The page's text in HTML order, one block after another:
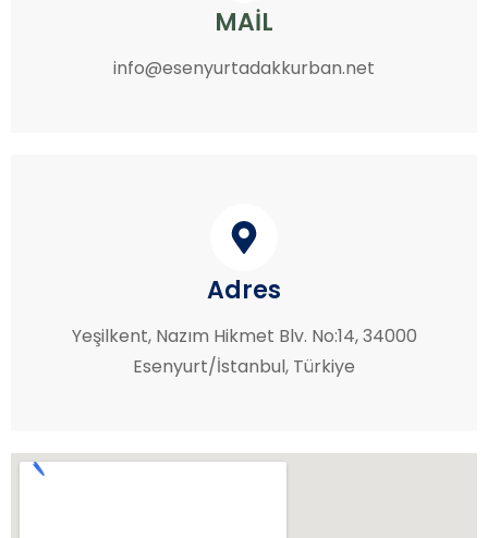
MAİL
info@esenyurtadakkurban.net
Adres
Yeşilkent, Nazım Hikmet Blv. No:14, 34000
Esenyurt/İstanbul, Türkiye